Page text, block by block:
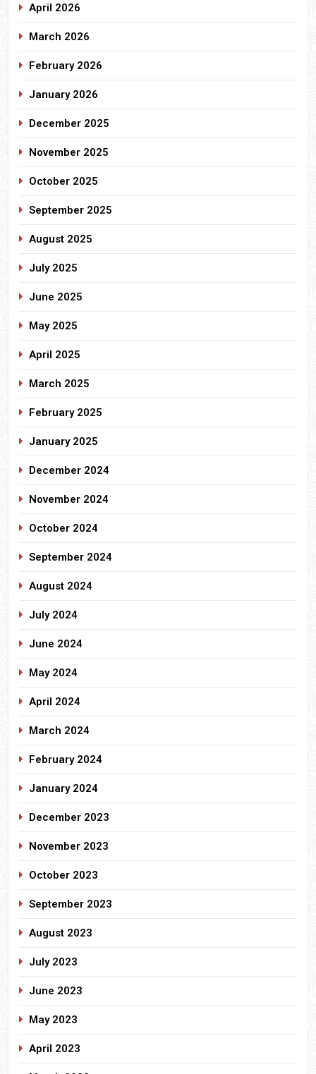
April 2026
March 2026
February 2026
January 2026
December 2025
November 2025
October 2025
September 2025
August 2025
July 2025
June 2025
May 2025
April 2025
March 2025
February 2025
January 2025
December 2024
November 2024
October 2024
September 2024
August 2024
July 2024
June 2024
May 2024
April 2024
March 2024
February 2024
January 2024
December 2023
November 2023
October 2023
September 2023
August 2023
July 2023
June 2023
May 2023
April 2023